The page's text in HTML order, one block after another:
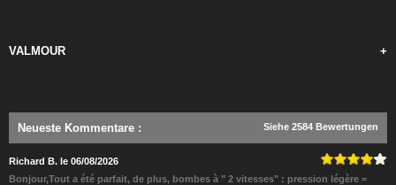
VALMOUR +
Neueste Kommentare : Siehe 2584 Bewertungen
Richard B. le 06/08/2026
Bonjour,Tout a été parfait, de plus, bombes à " 2 vitesses" : pression légère =